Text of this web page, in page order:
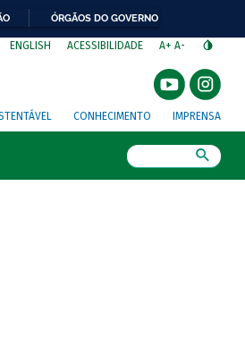
ÓRGÃOS DO GOVERNO
ENGLISH ACESSIBILIDADE A+ A-
CONHECIMENTO IMPRENSA